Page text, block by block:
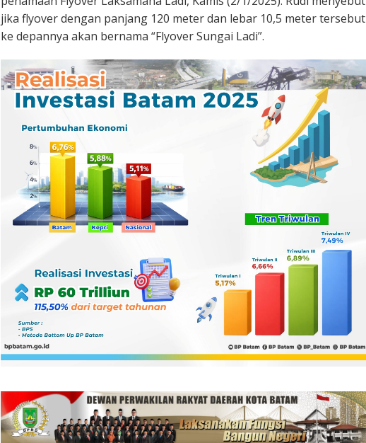
jika flyover dengan panjang 120 meter dan lebar 10,5 meter tersebut
ke depannya akan bernama “Flyover Sungai Ladi”.